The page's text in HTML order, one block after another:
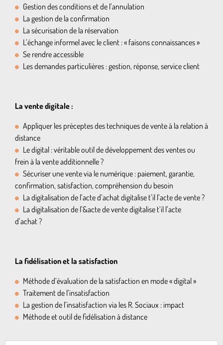
Gestion des conditions et de l’annulation
La gestion de la confirmation
La sécurisation de la réservation
L’échange informel avec le client : « faisons connaissances »
Se rendre accessible
Les demandes particulières : gestion, réponse, service client
La vente digitale :
Appliquer les préceptes des techniques de vente à la relation à
distance
Le digital : véritable outil de développement des ventes ou
frein à la vente additionnelle ?
Sécuriser une vente via le numérique : paiement, garantie,
confirmation, satisfaction, compréhension du besoin
La digitalisation de l’acte d’achat digitalise t’il l’acte de vente ?
La digitalisation de l’&acte de vente digitalise t’il l’acte
d’achat ?
La fidélisation et la satisfaction
Méthode d’évaluation de la satisfaction en mode « digital »
Traitement de l’insatisfaction
La gestion de l’insatisfaction via les R. Sociaux : impact
Méthode et outil de fidélisation à distance